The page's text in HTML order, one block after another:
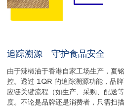
追踪溯源 守护食品安全
由于辣椒油于香港自家工场生产，夏
控。透过 1QR 的追踪溯源功能，品
应链关键流程（如生产、采购、配送
度。不论是品牌还是消费者，只需扫